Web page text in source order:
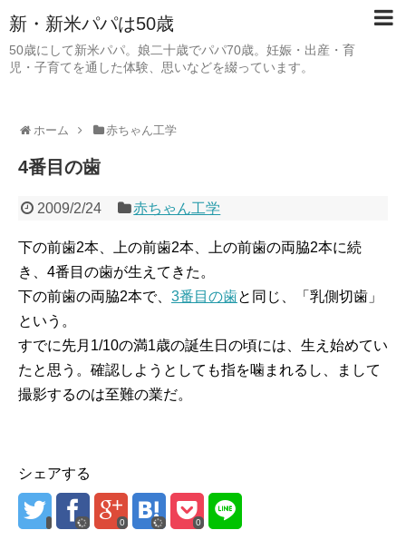
新・新米パパは50歳
50歳にして新米パパ。娘二十歳でパパ70歳。妊娠・出産・育
児・子育てを通した体験、思いなどを綴っています。
ホーム 赤ちゃん工学
4番目の歯
2009/2/24 赤ちゃん工学
下の前歯2本、上の前歯2本、上の前歯の両脇2本に続
き、4番目の歯が生えてきた。
下の前歯の両脇2本で、 3番目の歯と同じ、「乳側切歯」
という。
すでに先月1/10の満1歳の誕生日の頃には、生え始めてい
たと思う。確認しようとしても指を噛まれるし、まして
撮影するのは至難の業だ。
シェアする
0 0